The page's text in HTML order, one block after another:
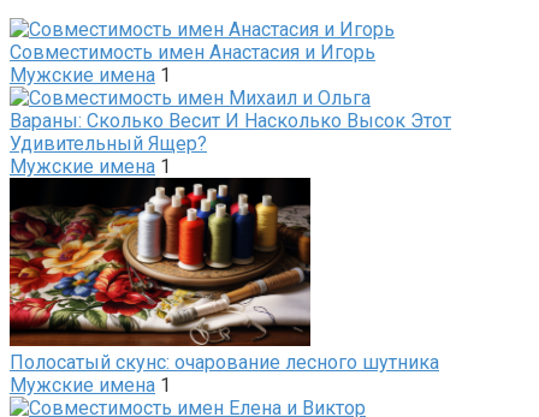
Совместимость имен Анастасия и Игорь
Мужские имена 1
Вараны: Сколько Весит И Насколько Высок Этот
Удивительный Ящер?
Мужские имена 1
Полосатый скунс: очарование лесного шутника
Мужские имена 1